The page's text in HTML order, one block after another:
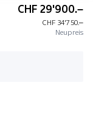
CHF 29'900.–
CHF 34'750.–
Neupreis